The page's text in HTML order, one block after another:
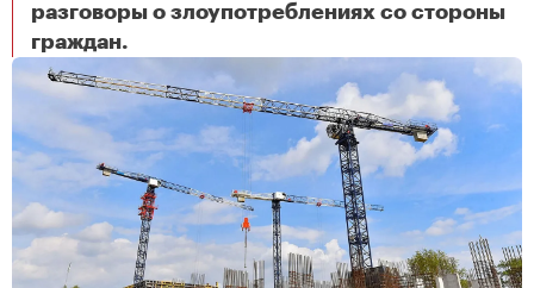
разговоры о злоупотреблениях со стороны
граждан.